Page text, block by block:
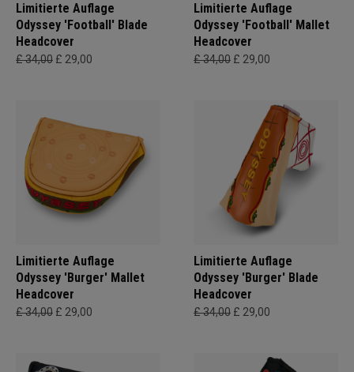
Limitierte Auflage
Odyssey 'Football' Blade
Headcover
£ 34,00 £ 29,00
Limitierte Auflage
Odyssey 'Football' Mallet
Headcover
£ 34,00 £ 29,00
Limitierte Auflage
Odyssey 'Burger' Mallet
Headcover
£ 34,00 £ 29,00
Limitierte Auflage
Odyssey 'Burger' Blade
Headcover
£ 34,00 £ 29,00